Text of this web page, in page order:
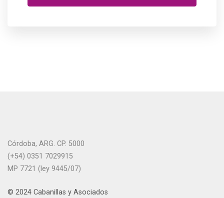
Córdoba, ARG. CP. 5000
(+54) 0351 7029915
MP 7721 (ley 9445/07)
© 2024 Cabanillas y Asociados